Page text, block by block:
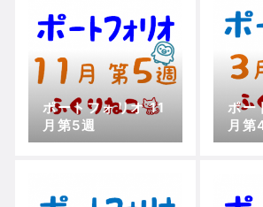
ポートフォリオ 11
月第5週
ポー
月第